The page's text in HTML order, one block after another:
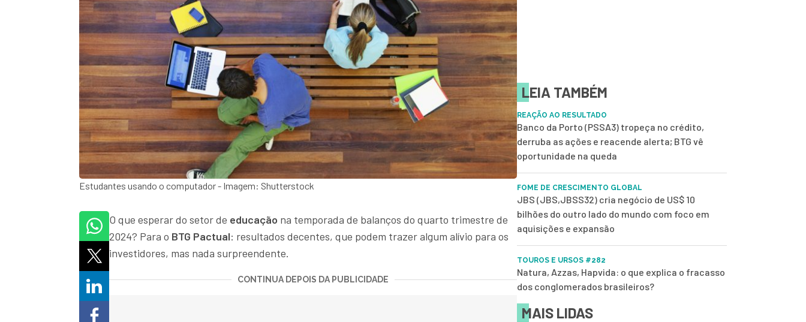
Estudantes usando o computador - Imagem: Shutterstock
O que esperar do setor de educação na temporada de balanços do quarto trimestre de
2024? Para o BTG Pactual: resultados decentes, que podem trazer algum alívio para os
investidores, mas nada surpreendente.
CONTINUA DEPOIS DA PUBLICIDADE
LEIA TAMBÉM
REAÇÃO AO RESULTADO
Banco da Porto (PSSA3) tropeça no crédito,
derruba as ações e reacende alerta; BTG vê
oportunidade na queda
FOME DE CRESCIMENTO GLOBAL
JBS (JBS,JBSS32) cria negócio de US$ 10
bilhões do outro lado do mundo com foco em
aquisições e expansão
TOUROS E URSOS #282
Natura, Azzas, Hapvida: o que explica o fracasso
dos conglomerados brasileiros?
MAIS LIDAS